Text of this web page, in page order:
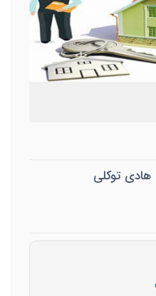
هادی توکلی